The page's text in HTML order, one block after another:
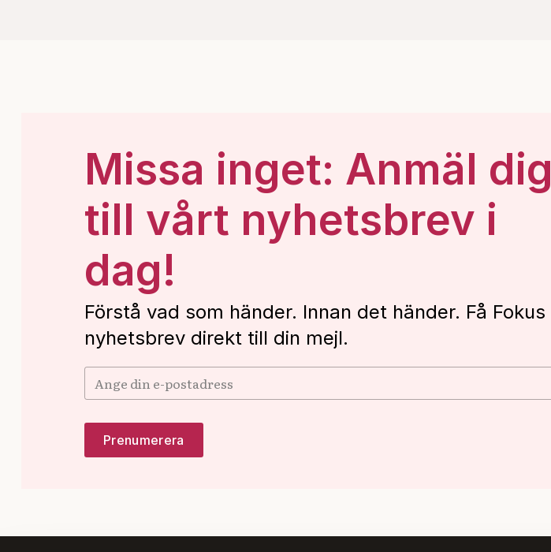
Missa inget: Anmäl dig
till vårt nyhetsbrev i
dag!
Förstå vad som händer. Innan det händer. Få Fokus
nyhetsbrev direkt till din mejl.